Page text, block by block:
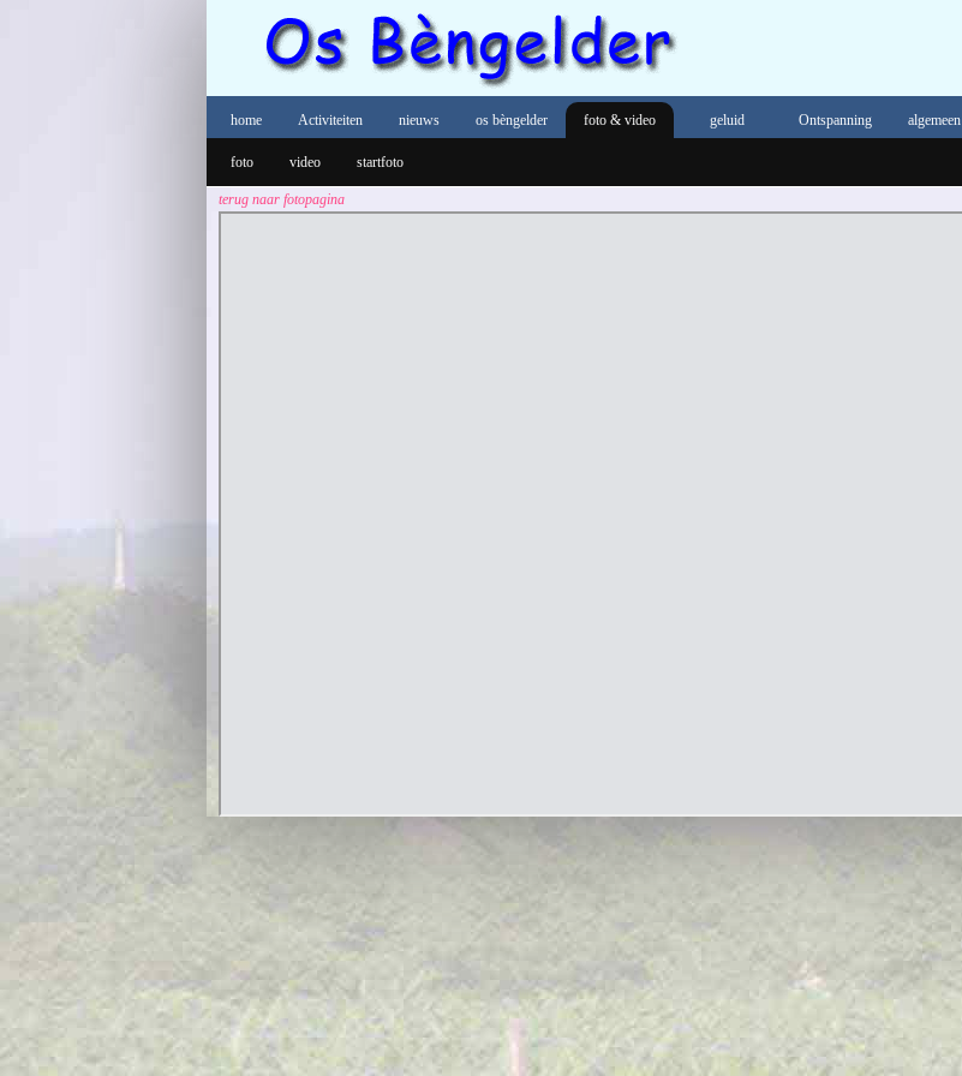
home Activiteiten nieuws os bèngelder foto & video
foto video startfoto
geluid Ontspanning algemeen
terug naar fotopagina